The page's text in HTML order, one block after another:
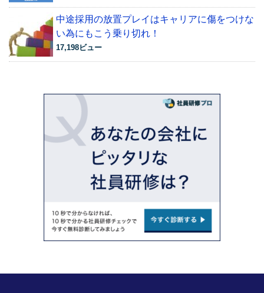
中途採用の放置プレイはキャリアに傷をつけな
い為にもこう乗り切れ！
17,198ビュー